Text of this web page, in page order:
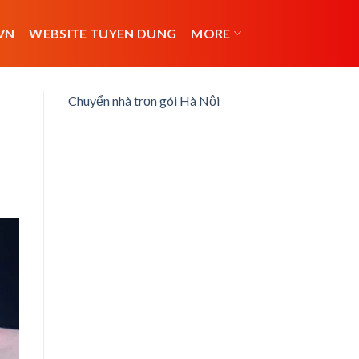
WEBSITE TUYEN DUNG MORE
Chuyển nhà trọn gói Hà Nội